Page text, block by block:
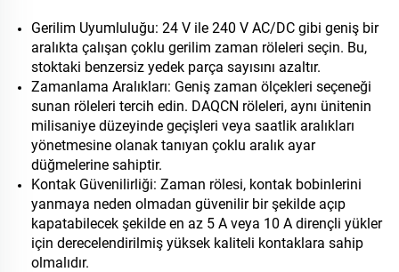
Gerilim Uyumluluğu: 24 V ile 240 V AC/DC gibi geniş bir
aralıkta çalışan çoklu gerilim zaman röleleri seçin. Bu,
stoktaki benzersiz yedek parça sayısını azaltır.
Zamanlama Aralıkları: Geniş zaman ölçekleri seçeneği
sunan röleleri tercih edin. DAQCN röleleri, aynı ünitenin
milisaniye düzeyinde geçişleri veya saatlik aralıkları
yönetmesine olanak tanıyan çoklu aralık ayar
düğmelerine sahiptir.
Kontak Güvenilirliği: Zaman rölesi, kontak bobinlerini
yanmaya neden olmadan güvenilir bir şekilde açıp
kapatabilecek şekilde en az 5 A veya 10 A dirençli yükler
için derecelendirilmiş yüksek kaliteli kontaklara sahip
olmalıdır.